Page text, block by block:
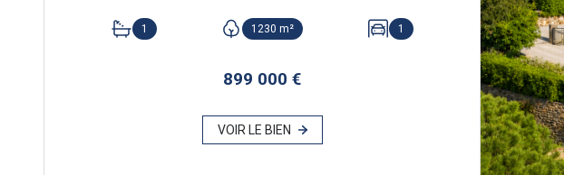
1 1230 m² 1
899 000 €
VOIR LE BIEN